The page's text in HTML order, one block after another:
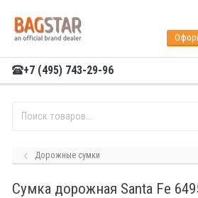
+7 (495) 743-29-96
Дорожные сумки
Сумка дорожная Santa Fe